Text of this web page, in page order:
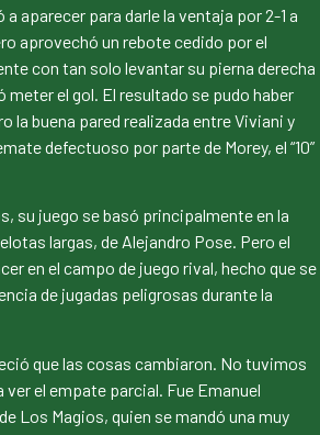
aparecer para darle la ventaja por 2-1 a
aprovechó un rebote cedido por el
con tan solo levantar su pierna derecha
meter el gol. El resultado se pudo haber
la buena pared realizada entre Viviani y
defectuoso por parte de Morey, el “10”
su juego se basó principalmente en la
largas, de Alejandro Pose. Pero el
en el campo de juego rival, hecho que se
de jugadas peligrosas durante la
que las cosas cambiaron. No tuvimos
ver el empate parcial. Fue Emanuel
Los Magios, quien se mandó una muy